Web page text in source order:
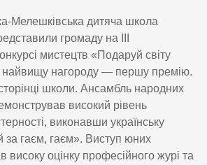
Мелешківська дитяча школа
громаду на III
мистецтв «Подаруй світу
найвищу нагороду — першу премію.
школи. Ансамбль народних
високий рівень
виконавши українську
за гаєм, гаєм». Виступ юних
високу оцінку професійного журі та